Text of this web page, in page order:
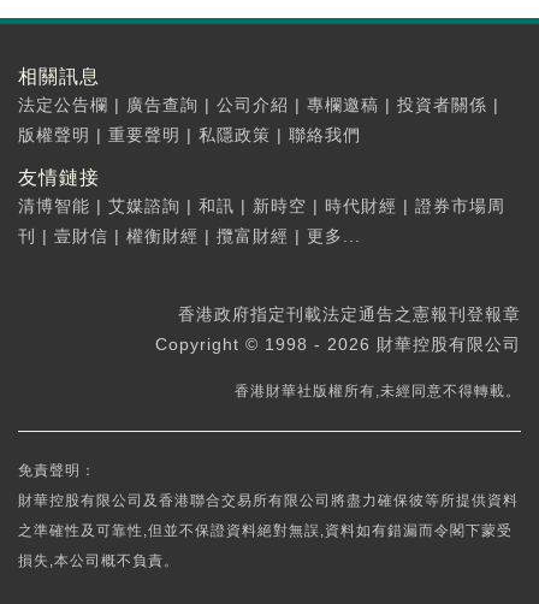
相關訊息
法定公告欄 | 廣告查詢 | 公司介紹 | 專欄邀稿 | 投資者關係 |
版權聲明 | 重要聲明 | 私隱政策 | 聯絡我們
友情鏈接
清博智能 | 艾媒諮詢 | 和訊 | 新時空 | 時代財經 | 證券市場周
刊
| 壹財信 | 權衡財經 | 攬富財經 | 更多...
香港政府指定刊載法定通告之憲報刊登報章
Copyright © 1998 - 2026 財華控股有限公司
香港財華社版權所有,未經同意不得轉載。
免責聲明：
財華控股有限公司及香港聯合交易所有限公司將盡力確保彼等所提供資料
之準確性及可靠性,但並不保證資料絕對無誤,資料如有錯漏而令閣下蒙受
損失,本公司概不負責。